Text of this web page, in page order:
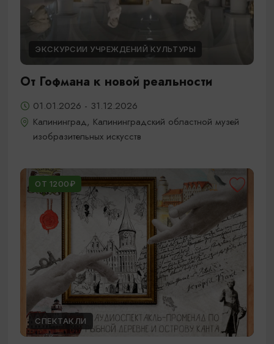
ЭКСКУРСИИ УЧРЕЖДЕНИЙ КУЛЬТУРЫ
От Гофмана к новой реальности
01.01.2026 - 31.12.2026
Калининград, Калининградский областной музей
изобразительных искусств
ОТ 1200₽
СПЕКТАКЛИ